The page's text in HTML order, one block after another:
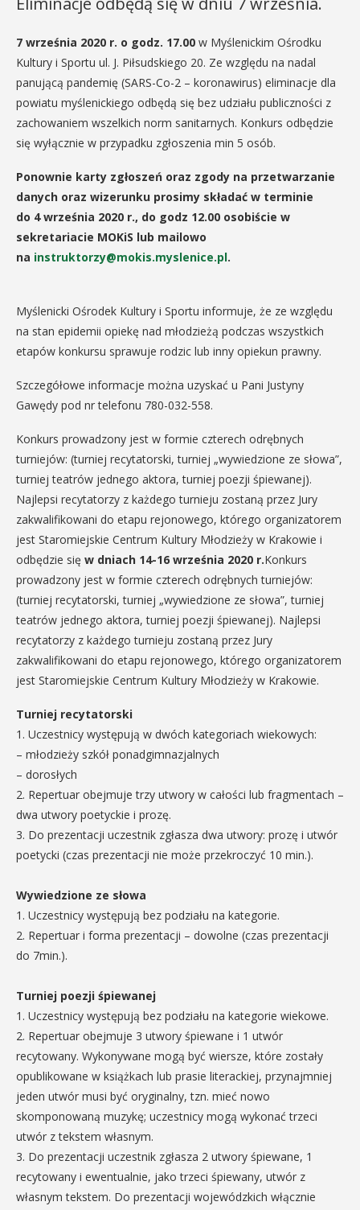
7 września 2020 r. o godz. 17.00 w Myślenickim Ośrodku
Kultury i Sportu ul. J. Piłsudskiego 20. Ze względu na nadal
panującą pandemię (SARS-Co-2 – koronawirus) eliminacje dla
powiatu myślenickiego odbędą się bez udziału publiczności z
zachowaniem wszelkich norm sanitarnych. Konkurs odbędzie
się wyłącznie w przypadku zgłoszenia min 5 osób.
Ponownie karty zgłoszeń oraz zgody na przetwarzanie
danych oraz wizerunku prosimy składać w terminie
do 4 września 2020 r., do godz 12.00 osobiście w
sekretariacie MOKiS lub mailowo
na instruktorzy@mokis.myslenice.pl.
Myślenicki Ośrodek Kultury i Sportu informuje, że ze względu
na stan epidemii opiekę nad młodzieżą podczas wszystkich
etapów konkursu sprawuje rodzic lub inny opiekun prawny.
Szczegółowe informacje można uzyskać u Pani Justyny
Gawędy pod nr telefonu 780-032-558.
Konkurs prowadzony jest w formie czterech odrębnych
turniejów: (turniej recytatorski, turniej „wywiedzione ze słowa”,
turniej teatrów jednego aktora, turniej poezji śpiewanej).
Najlepsi recytatorzy z każdego turnieju zostaną przez Jury
zakwalifikowani do etapu rejonowego, którego organizatorem
jest Staromiejskie Centrum Kultury Młodzieży w Krakowie i
odbędzie się w dniach 14-16 września 2020 r.Konkurs
prowadzony jest w formie czterech odrębnych turniejów:
(turniej recytatorski, turniej „wywiedzione ze słowa”, turniej
teatrów jednego aktora, turniej poezji śpiewanej). Najlepsi
recytatorzy z każdego turnieju zostaną przez Jury
zakwalifikowani do etapu rejonowego, którego organizatorem
jest Staromiejskie Centrum Kultury Młodzieży w Krakowie.
Turniej recytatorski
1. Uczestnicy występują w dwóch kategoriach wiekowych:
– młodzieży szkół ponadgimnazjalnych
– dorosłych
2. Repertuar obejmuje trzy utwory w całości lub fragmentach –
dwa utwory poetyckie i prozę.
3. Do prezentacji uczestnik zgłasza dwa utwory: prozę i utwór
poetycki (czas prezentacji nie może przekroczyć 10 min.).
Wywiedzione ze słowa
1. Uczestnicy występują bez podziału na kategorie.
2. Repertuar i forma prezentacji – dowolne (czas prezentacji
do 7min.).
Turniej poezji śpiewanej
1. Uczestnicy występują bez podziału na kategorie wiekowe.
2. Repertuar obejmuje 3 utwory śpiewane i 1 utwór
recytowany. Wykonywane mogą być wiersze, które zostały
opublikowane w książkach lub prasie literackiej, przynajmniej
jeden utwór musi być oryginalny, tzn. mieć nowo
skomponowaną muzykę; uczestnicy mogą wykonać trzeci
utwór z tekstem własnym.
3. Do prezentacji uczestnik zgłasza 2 utwory śpiewane, 1
recytowany i ewentualnie, jako trzeci śpiewany, utwór z
własnym tekstem. Do prezentacji wojewódzkich włącznie